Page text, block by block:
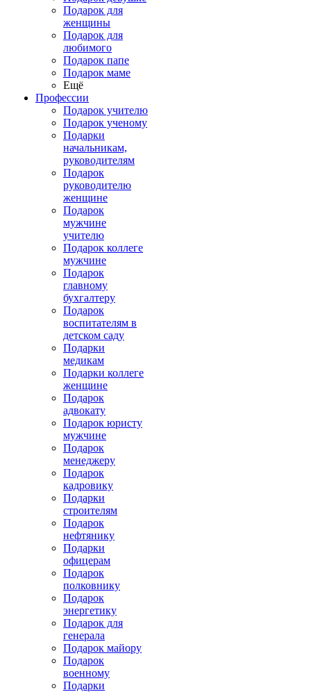
Подарок для
женщины
Подарок для
любимого
Подарок папе
Подарок маме
Ещё
Профессии
Подарок учителю
Подарок ученому
Подарки
начальникам,
руководителям
Подарок
руководителю
женщине
Подарок
мужчине
учителю
Подарок коллеге
мужчине
Подарок
главному
бухгалтеру
Подарок
воспитателям в
детском саду
Подарки
медикам
Подарки коллеге
женщине
Подарок
адвокату
Подарок юристу
мужчине
Подарок
менеджеру
Подарок
кадровику
Подарки
строителям
Подарок
нефтянику
Подарки
офицерам
Подарок
полковнику
Подарок
энергетику
Подарок для
генерала
Подарок майору
Подарок
военному
Подарки